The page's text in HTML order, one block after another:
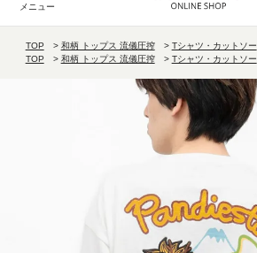
メニュー
TOP 和柄 トップス 流儀圧搾
Tシャツ・カットソー
TOP
和柄 トップス 流儀圧搾 Tシャツ・カットソー